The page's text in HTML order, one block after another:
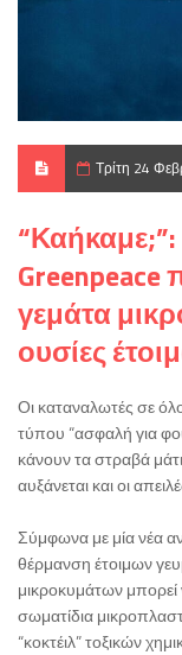
Τρίτη 24
Greenpeace
γεμάτα
ουσίες
Οι καταναλωτές σε
τύπου “ασφαλή για
κάνουν τα στραβά
αυξάνεται και οι
Σύμφωνα με μία νέα
θέρμανση έτοιμων
μικροκυμάτων μπορεί
σωματίδια
“κοκτέιλ” τοξικών